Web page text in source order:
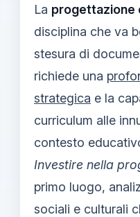
La progettazione
disciplina che va
stesura di
richiede una
strategica e la
curriculum alle
contesto
Investire nella
primo luogo,
sociali e culturali